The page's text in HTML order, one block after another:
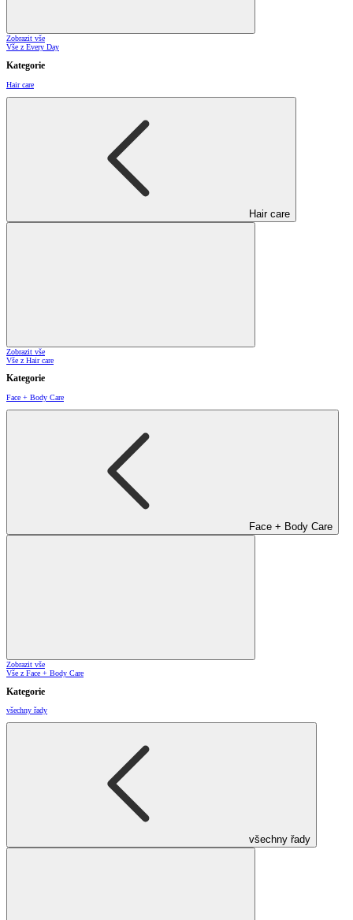
Zobrazit vše
Vše z Every Day
Kategorie
Hair care
Hair care
Zobrazit vše
Vše z Hair care
Kategorie
Face + Body Care
Face + Body Care
Zobrazit vše
Vše z Face + Body Care
Kategorie
všechny řady
všechny řady